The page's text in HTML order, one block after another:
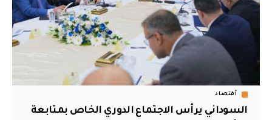
أقتصاد
السوداني يرأس الاجتماع الدوري الخاص بمتابعة